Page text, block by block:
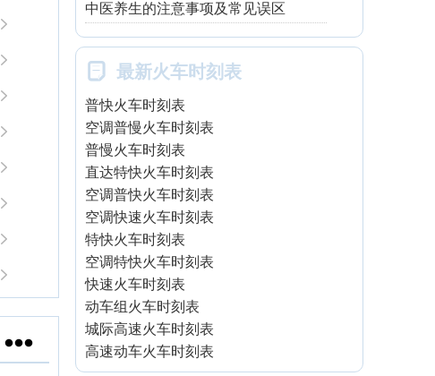









中医养生的注意事项及常见误区
 最新火车时刻表
普快火车时刻表
空调普慢火车时刻表
普慢火车时刻表
直达特快火车时刻表
空调普快火车时刻表
空调快速火车时刻表
特快火车时刻表
空调特快火车时刻表
快速火车时刻表
动车组火车时刻表
城际高速火车时刻表
高速动车火车时刻表